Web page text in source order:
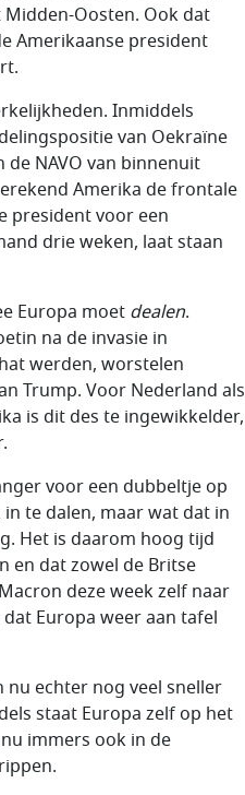
Oosten. Ook dat
Amerikaanse president
Inmiddels
van Oekraïne
NAVO van binnenuit
Amerika de frontale
president voor een
drie weken, laat staan
Europa moet dealen.
na de invasie in
werden, worstelen
Trump. Voor Nederland als
is dit des te ingewikkelder,
voor een dubbeltje op
te dalen, maar wat dat in
Het is daarom hoog tijd
en dat zowel de Britse
deze week zelf naar
Europa weer aan tafel
nu echter nog veel sneller
staat Europa zelf op het
immers ook in de